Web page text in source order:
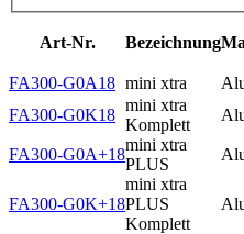
Art-Nr. Bezeichnung
FA300-G0A18 mini xtra
FA300-G0K18
mini xtra
Komplett
FA300-G0A+18
mini xtra
PLUS
FA300-G0K+18
mini xtra
PLUS
Komplett